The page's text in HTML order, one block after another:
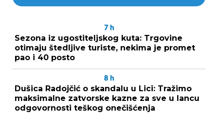
7 h
Sezona iz ugostiteljskog kuta: Trgovine
otimaju štedljive turiste, nekima je promet
pao i 40 posto
8 h
Dušica Radojčić o skandalu u Lici: Tražimo
maksimalne zatvorske kazne za sve u lancu
odgovornosti teškog onečišćenja